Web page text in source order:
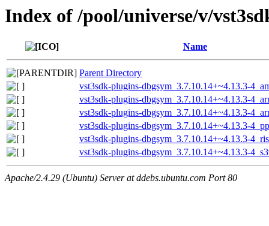
Index of /pool/universe/v/
Name
Parent Directory
vst3sdk-plugins-dbgsym_3.7.10.14+~4.13.3-
vst3sdk-plugins-dbgsym_3.7.10.14+~4.13.3-
vst3sdk-plugins-dbgsym_3.7.10.14+~4.13.3-
vst3sdk-plugins-dbgsym_3.7.10.14+~4.13.3-
vst3sdk-plugins-dbgsym_3.7.10.14+~4.13.3-
vst3sdk-plugins-dbgsym_3.7.10.14+~4.13.3-
Apache/2.4.29 (Ubuntu) Server at ddebs.ubuntu.com Port 80